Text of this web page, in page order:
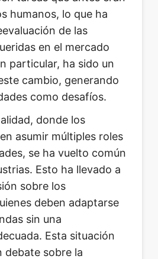
humanos, lo que ha
de las
en el mercado
particular, ha sido un
cambio, generando
como desafíos.
donde los
asumir múltiples roles
se ha vuelto común
Esto ha llevado a
sobre los
deben adaptarse
sin una
Esta situación
debate sobre la